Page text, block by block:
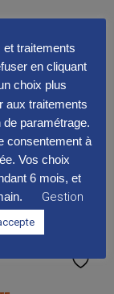
traitements
en cliquant
choix plus
aux traitements
paramétrage.
consentement à
Vos choix
6 mois, et
Gestion